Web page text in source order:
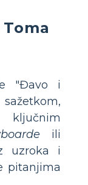
"Đavo i
ili
uzroka i
pitanjima